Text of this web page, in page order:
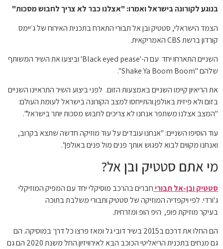
בנוגע לקורונה בישראל ואמרו: "אצלנו כבר לא צריך לחבוש מסכות"
הצמד הישראלי, סטטיק ובן אל תבורי התארח בתכנית האירוח של ג׳יימס
קורדון ברשת CBS האמריקאית.
השניים התארחו יחד עם ה-'Black eyed pease' וביצעו את השיר המשותף
שלהם "Shake Ya Boom Boom".
את הריאיון קיימו השניים באמצעות הזום. לפני ביצוע השיר התראיינו השניים
בזום ולא פיזית באולפן.והתייחסו למצב הקורונה בישראל לעומת העולם:
"המצב אצלנו משתפר אנחנו לא צריכים לחבוש מסכות יותר בישראל".
עוד הוסיפו השניים: "אנחנו עובדים על עוד מוזיקה חדשה שתצא בקרוב,
ואנחנו מקווים לבוא לפגוש אותך פנים מול פנים באולפן".
מי אתם סטטיק ובן אל?
סטטיק ובן-אל תבוריחברים בהרכב מוסיקלי יחד עם המפיק המוזיקלי
ג'ורדי. לפי ויקפדיה המוזיקה של סטטיק ותבורי משלבת בתוכה
בעיקר מוזיקת פופ, היפ הופ ומזרחית.
הם החלו את דרכם ב2015 בשיר דובי גל ומאז פרצו כל דרך במוסיקה. הם
גם מנחים בתכנית הריאליטי הכוכב הבא לאירוויזיון.החל משנת 2020 הם גם